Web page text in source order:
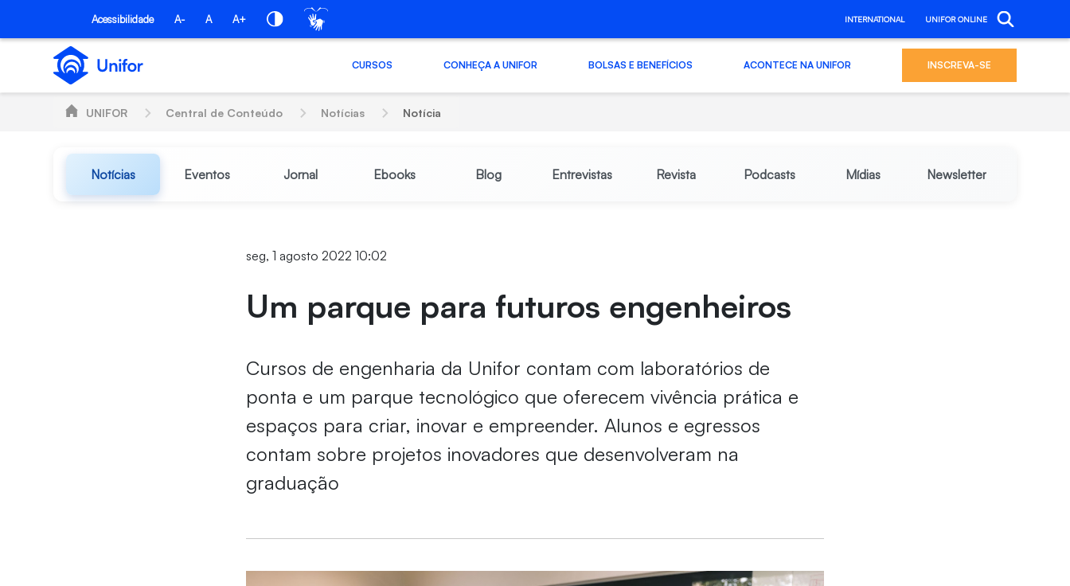
Pular para o Conteúdo principal
Acessibilidade A- A A+ INTERNATIONAL UNIFOR ONLINE
CURSOS CONHEÇA A UNIFOR BOLSAS E BENEFÍCIOS ACONTECE NA UNIFOR INSCREVA-SE
UNIFOR Central de Conteúdo Notícias Notícia
Notícias Eventos Jornal Ebooks Blog Entrevistas Revista Podcasts Mídias Newsletter
seg, 1 agosto 2022 10:02
Um parque para futuros engenheiros
Cursos de engenharia da Unifor contam com laboratórios de
ponta e um parque tecnológico que oferecem vivência prática e
espaços para criar, inovar e empreender. Alunos e egressos
contam sobre projetos inovadores que desenvolveram na
graduação